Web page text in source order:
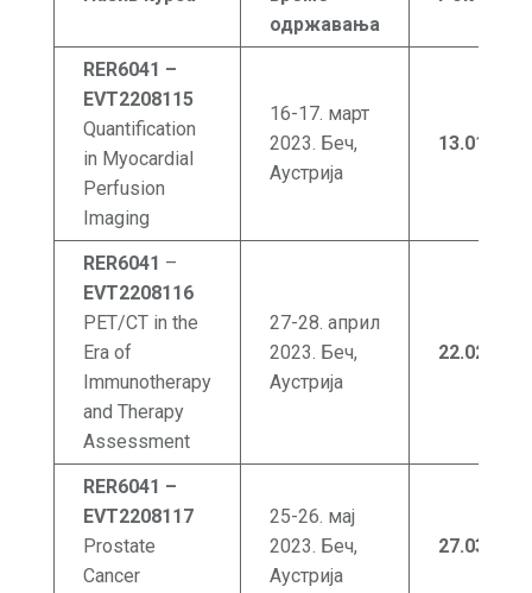
одржавања
RER6041 –
EVT2208115
Quantification
in Myocardial
Perfusion
Imaging
16-17. март
2023. Беч,
Аустрија
13.01
RER6041 –
EVT2208116
PET/CT in the
Era of
Immunotherapy
and Therapy
Assessment
27-28. април
2023. Беч,
Аустрија
22.02
RER6041 –
EVT2208117
Prostate
Cancer
25-26. мај
2023. Беч,
Аустрија
27.03